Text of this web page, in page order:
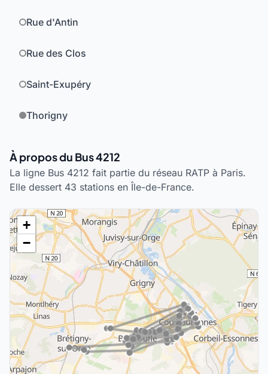
Rue d'Antin
Rue des Clos
Saint-Exupéry
Thorigny
À propos du Bus 4212
La ligne Bus 4212 fait partie du réseau RATP à Paris.
Elle dessert 43 stations en Île-de-France.
+
−